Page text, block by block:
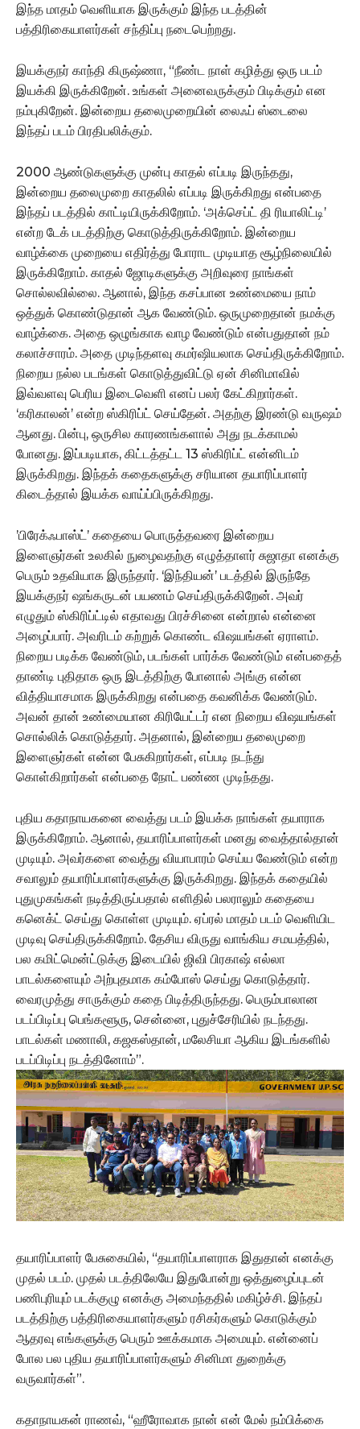
இந்த மாதம் வெளியாக இருக்கும் இந்த படத்தின்
பத்திரிகையாளர்கள் சந்திப்பு நடைபெற்றது.
இயக்குநர் காந்தி கிருஷ்ணா, “நீண்ட நாள் கழித்து ஒரு படம்
இயக்கி இருக்கிறேன். உங்கள் அனைவருக்கும் பிடிக்கும் என
நம்புகிறேன். இன்றைய தலைமுறையின் லைஃப் ஸ்டைலை
இந்தப் படம் பிரதிபலிக்கும்.
2000 ஆண்டுகளுக்கு முன்பு காதல் எப்படி இருந்தது,
இன்றைய தலைமுறை காதலில் எப்படி இருக்கிறது என்பதை
இந்தப் படத்தில் காட்டியிருக்கிறோம். ‘அக்செப்ட் தி ரியாலிட்டி’
என்ற டேக் படத்திற்கு கொடுத்திருக்கிறோம். இன்றைய
வாழ்க்கை முறையை எதிர்த்து போராட முடியாத சூழ்நிலையில்
இருக்கிறோம். காதல் ஜோடிகளுக்கு அறிவுரை நாங்கள்
சொல்லவில்லை. ஆனால், இந்த கசப்பான உண்மையை நாம்
ஒத்துக் கொண்டுதான் ஆக வேண்டும். ஒருமுறைதான் நமக்கு
வாழ்க்கை. அதை ஒழுங்காக வாழ வேண்டும் என்பதுதான் நம்
கலாச்சாரம். அதை முடிந்தளவு கமர்ஷியலாக செய்திருக்கிறோம்.
நிறைய நல்ல படங்கள் கொடுத்துவிட்டு ஏன் சினிமாவில்
இவ்வளவு பெரிய இடைவெளி எனப் பலர் கேட்கிறார்கள்.
‘கரிகாலன்’ என்ற ஸ்கிரிப்ட் செய்தேன். அதற்கு இரண்டு வருஷம்
ஆனது. பின்பு, ஒருசில காரணங்களால் அது நடக்காமல்
போனது. இப்படியாக, கிட்டத்தட்ட 13 ஸ்கிரிப்ட் என்னிடம்
இருக்கிறது. இந்தக் கதைகளுக்கு சரியான தயாரிப்பாளர்
கிடைத்தால் இயக்க வாய்ப்பிருக்கிறது.
’பிரேக்ஃபாஸ்ட்’ கதையை பொருத்தவரை இன்றைய
இளைஞர்கள் உலகில் நுழைவதற்கு எழுத்தாளர் சுஜாதா எனக்கு
பெரும் உதவியாக இருந்தார். ‘இந்தியன்’ படத்தில் இருந்தே
இயக்குநர் ஷங்கருடன் பயணம் செய்திருக்கிறேன். அவர்
எழுதும் ஸ்கிரிப்ட்டில் எதாவது பிரச்சினை என்றால் என்னை
அழைப்பார். அவரிடம் கற்றுக் கொண்ட விஷயங்கள் ஏராளம்.
நிறைய படிக்க வேண்டும், படங்கள் பார்க்க வேண்டும் என்பதைத்
தாண்டி புதிதாக ஒரு இடத்திற்கு போனால் அங்கு என்ன
வித்தியாசமாக இருக்கிறது என்பதை கவனிக்க வேண்டும்.
அவன் தான் உண்மையான கிரியேட்டர் என நிறைய விஷயங்கள்
சொல்லிக் கொடுத்தார். அதனால், இன்றைய தலைமுறை
இளைஞர்கள் என்ன பேசுகிறார்கள், எப்படி நடந்து
கொள்கிறார்கள் என்பதை நோட் பண்ண முடிந்தது.
புதிய கதாநாயகனை வைத்து படம் இயக்க நாங்கள் தயாராக
இருக்கிறோம். ஆனால், தயாரிப்பாளர்கள் மனது வைத்தால்தான்
முடியும். அவர்களை வைத்து வியாபாரம் செய்ய வேண்டும் என்ற
சவாலும் தயாரிப்பாளர்களுக்கு இருக்கிறது. இந்தக் கதையில்
புதுமுகங்கள் நடித்திருப்பதால் எளிதில் பலராலும் கதையை
கனெக்ட் செய்து கொள்ள முடியும். ஏப்ரல் மாதம் படம் வெளியிட
முடிவு செய்திருக்கிறோம். தேசிய விருது வாங்கிய சமயத்தில்,
பல கமிட்மென்ட்டுக்கு இடையில் ஜிவி பிரகாஷ் எல்லா
பாடல்களையும் அற்புதமாக கம்போஸ் செய்து கொடுத்தார்.
வைரமுத்து சாருக்கும் கதை பிடித்திருந்தது. பெரும்பாலான
படப்பிடிப்பு பெங்களூரு, சென்னை, புதுச்சேரியில் நடந்தது.
பாடல்கள் மணாலி, கஜகஸ்தான், மலேசியா ஆகிய இடங்களில்
படப்பிடிப்பு நடத்தினோம்”.
தயாரிப்பாளர் பேசுகையில், “தயாரிப்பாளராக இதுதான் எனக்கு
முதல் படம். முதல் படத்திலேயே இதுபோன்று ஒத்துழைப்புடன்
பணிபுரியும் படக்குழு எனக்கு அமைந்ததில் மகிழ்ச்சி. இந்தப்
படத்திற்கு பத்திரிகையாளர்களும் ரசிகர்களும் கொடுக்கும்
ஆதரவு எங்களுக்கு பெரும் ஊக்கமாக அமையும். என்னைப்
போல பல புதிய தயாரிப்பாளர்களும் சினிமா துறைக்கு
வருவார்கள்”.
கதாநாயகன் ராணவ், “ஹீரோவாக நான் என் மேல் நம்பிக்கை